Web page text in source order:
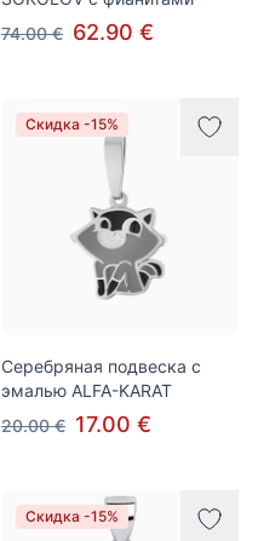
74.00 € 62.90 €
Скидка -15%
Серебряная подвеска с
эмалью ALFA-KARAT
20.00 € 17.00 €
Скидка -15%